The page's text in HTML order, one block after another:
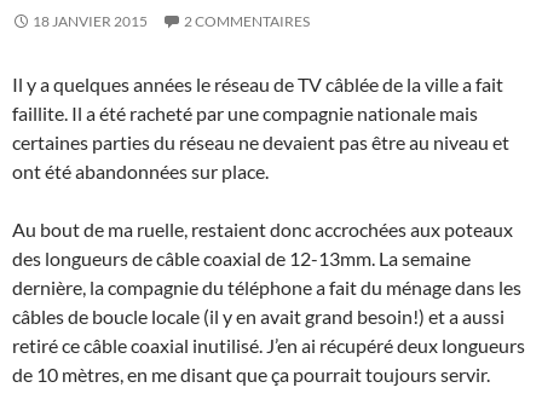
18 JANVIER 2015 2 COMMENTAIRES
Il y a quelques années le réseau de TV câblée de la ville a fait
faillite. Il a été racheté par une compagnie nationale mais
certaines parties du réseau ne devaient pas être au niveau et
ont été abandonnées sur place.
Au bout de ma ruelle, restaient donc accrochées aux poteaux
des longueurs de câble coaxial de 12-13mm. La semaine
dernière, la compagnie du téléphone a fait du ménage dans les
câbles de boucle locale (il y en avait grand besoin!) et a aussi
retiré ce câble coaxial inutilisé. J’en ai récupéré deux longueurs
de 10 mètres, en me disant que ça pourrait toujours servir.